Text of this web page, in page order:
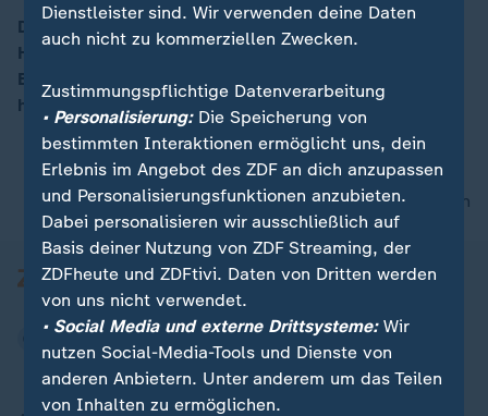
Die Grünen wählen heute auf ihrem Parteitag in
Hannover eine neue Führungsspitze. Für das Amt des
Bundesvorsitzenden kandidiert der schleswig-
holsteinische Umweltminister Habeck.
nach oben
Dienstleister sind. Wir verwenden deine Daten
auch nicht zu kommerziellen Zwecken.
Zustimmungspflichtige Datenverarbeitung
• Personalisierung:Die Speicherung von
bestimmten Interaktionen ermöglicht uns, dein
Erlebnis im Angebot des ZDF an dich anzupassen
und Personalisierungsfunktionen anzubieten.
Dabei personalisieren wir ausschließlich auf
Basis deiner Nutzung von ZDF Streaming, der
ZDFheute und ZDFtivi. Daten von Dritten werden
von uns nicht verwendet.
• Social Media und externe Drittsysteme:Wir
nutzen Social-Media-Tools und Dienste von
anderen Anbietern. Unter anderem um das Teilen
von Inhalten zu ermöglichen.